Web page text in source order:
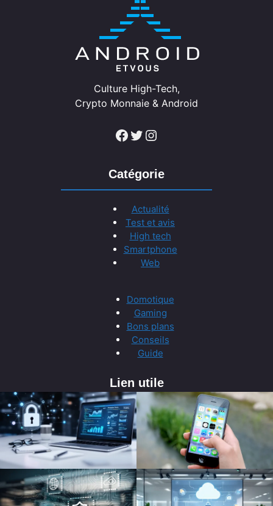
Culture High-Tech,
Crypto Monnaie & Android
Facebook Twitter Instagram
Catégorie
Actualité
Test et avis
High tech
Smartphone
Web
Domotique
Gaming
Bons plans
Conseils
Guide
Lien utile